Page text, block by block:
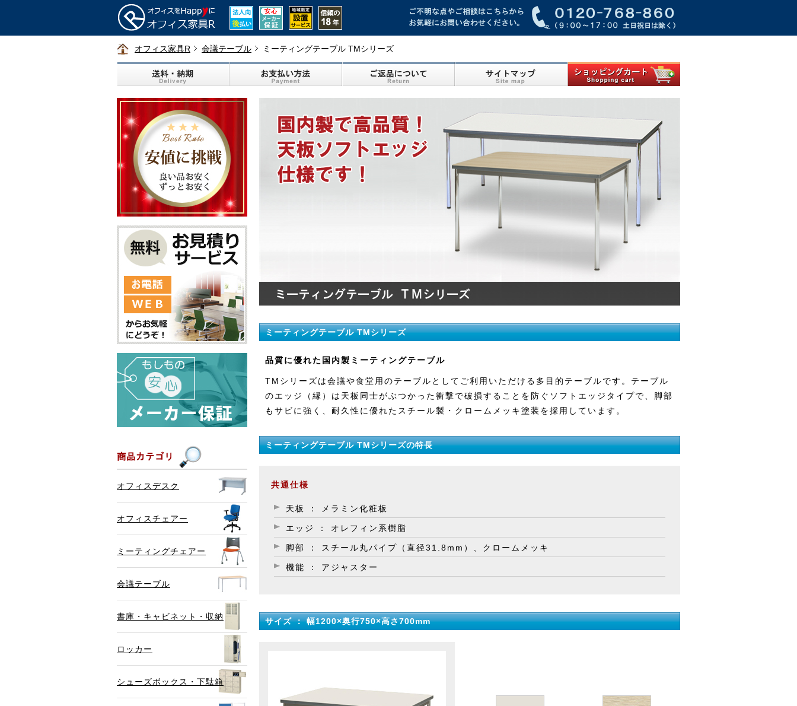
オフィス家具R 会議テーブル ミーティングテーブル TMシリーズ
ミーティングテーブル TMシリーズ
品質に優れた国内製ミーティングテーブル
TMシリーズは会議や食堂用のテーブルとしてご利用いただける多目的テーブルです。テーブル
のエッジ（縁）は天板同士がぶつかった衝撃で破損することを防ぐソフトエッジタイプで、脚部
もサビに強く、耐久性に優れたスチール製・クロームメッキ塗装を採用しています。
ミーティングテーブル TMシリーズの特長
共通仕様
天板 ： メラミン化粧板
エッジ ： オレフィン系樹脂
脚部 ： スチール丸パイプ（直径31.8mm）、クロームメッキ
機能 ： アジャスター
サイズ ： 幅1200×奥行750×高さ700mm
オフィスデスク
オフィスチェアー
ミーティングチェアー
会議テーブル
書庫・キャビネット・収納
ロッカー
シューズボックス・下駄箱